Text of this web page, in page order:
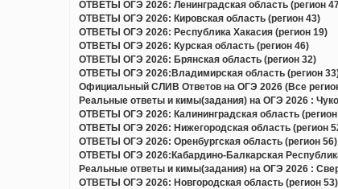
ОТВЕТЫ ОГЭ 2026: Ленинградская область (регион
ОТВЕТЫ ОГЭ 2026: Кировская область (регион 43)
ОТВЕТЫ ОГЭ 2026: Республика Хакасия (регион 19)
ОТВЕТЫ ОГЭ 2026: Курская область (регион 46)
ОТВЕТЫ ОГЭ 2026: Брянская область (регион 32)
ОТВЕТЫ ОГЭ 2026:Владимирская область (регион
Официальный СЛИВ Ответов на ОГЭ 2026 (Все
Реальные ответы и кимы(задания) на ОГЭ 2026 :
ОТВЕТЫ ОГЭ 2026: Калининградская область (регион
ОТВЕТЫ ОГЭ 2026: Нижегородская область (регион
ОТВЕТЫ ОГЭ 2026: Оренбургская область (регион 56)
ОТВЕТЫ ОГЭ 2026:Кабардино-Балкарская
Реальные ответы и кимы(задания) на ОГЭ 2026 :
ОТВЕТЫ ОГЭ 2026: Новгородская область (регион 53)